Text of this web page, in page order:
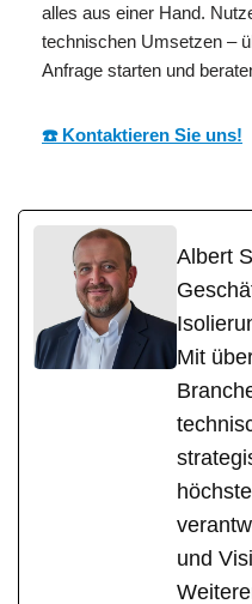
alles aus einer Hand.
technischen Umsetzen –
Anfrage starten und
☎️ Kontaktieren Sie uns!
Albert
Mit
und